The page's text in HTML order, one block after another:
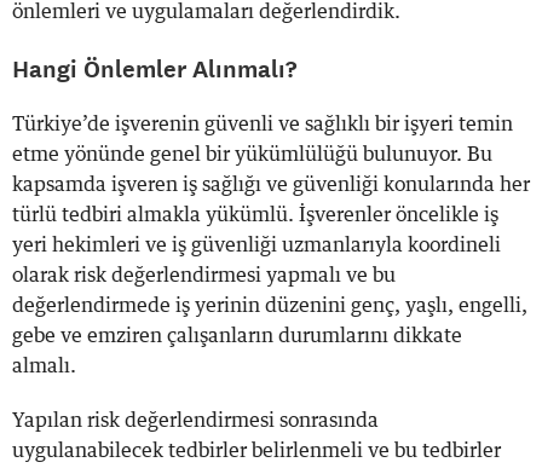
önlemleri ve uygulamaları değerlendirdik.
Hangi Önlemler Alınmalı?
Türkiye’de işverenin güvenli ve sağlıklı bir işyeri temin
etme yönünde genel bir yükümlülüğü bulunuyor. Bu
kapsamda işveren iş sağlığı ve güvenliği konularında her
türlü tedbiri almakla yükümlü. İşverenler öncelikle iş
yeri hekimleri ve iş güvenliği uzmanlarıyla koordineli
olarak risk değerlendirmesi yapmalı ve bu
değerlendirmede iş yerinin düzenini genç, yaşlı, engelli,
gebe ve emziren çalışanların durumlarını dikkate
almalı.
Yapılan risk değerlendirmesi sonrasında
uygulanabilecek tedbirler belirlenmeli ve bu tedbirler